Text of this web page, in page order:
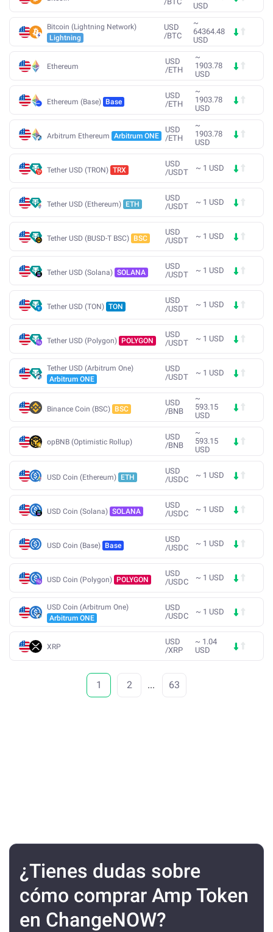
USD
Bitcoin (Lightning Network)
Lightning
USD
/BTC
~
64364.48
USD
Ethereum
USD
/ETH
~
1903.78
USD
Ethereum (Base) Base
USD
/ETH
~
1903.78
USD
Arbitrum Ethereum Arbitrum ONE
USD
/ETH
~
1903.78
USD
Tether USD (TRON) TRX
USD
/USDT ~ 1 USD
Tether USD (Ethereum) ETH
USD
/USDT ~ 1 USD
Tether USD (BUSD-T BSC) BSC
USD
/USDT ~ 1 USD
Tether USD (Solana) SOLANA
USD
/USDT ~ 1 USD
Tether USD (TON) TON
USD
/USDT ~ 1 USD
Tether USD (Polygon) POLYGON
USD
/USDT ~ 1 USD
Tether USD (Arbitrum One)
Arbitrum ONE
USD
/USDT ~ 1 USD
Binance Coin (BSC) BSC
USD
/BNB
~
593.15
USD
opBNB (Optimistic Rollup)
USD
/BNB
~
593.15
USD
USD Coin (Ethereum) ETH
USD
/USDC ~ 1 USD
USD Coin (Solana) SOLANA
USD
/USDC ~ 1 USD
USD Coin (Base) Base
USD
/USDC ~ 1 USD
USD Coin (Polygon) POLYGON
USD
/USDC ~ 1 USD
USD Coin (Arbitrum One)
Arbitrum ONE
USD
/USDC ~ 1 USD
XRP
USD
/XRP
~ 1.04
USD
1 2 ... 63
¿Tienes dudas sobre
cómo comprar Amp Token
en ChangeNOW?